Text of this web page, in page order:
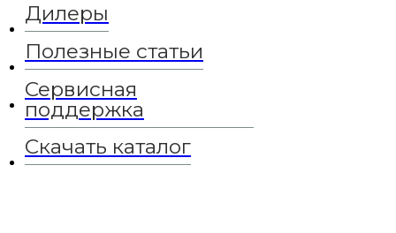
Сервисная поддержка
Скачать каталог
+7 (499) 685-07-03
0
Ваш заказ:
Дилеры
Полезные статьи
Сервисная
поддержка
Скачать каталог